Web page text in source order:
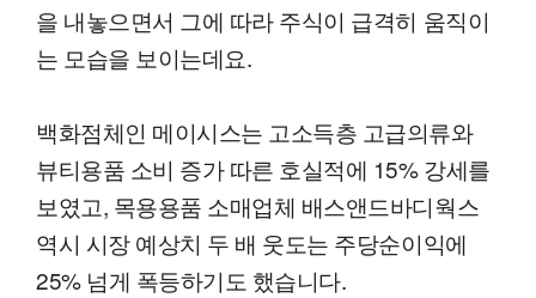
을 내놓으면서 그에 따라 주식이 급격히 움직이
는 모습을 보이는데요.
백화점체인 메이시스는 고소득층 고급의류와
뷰티용품 소비 증가 따른 호실적에 15% 강세를
보였고, 목용용품 소매업체 배스앤드바디웍스
역시 시장 예상치 두 배 웃도는 주당순이익에
25% 넘게 폭등하기도 했습니다.